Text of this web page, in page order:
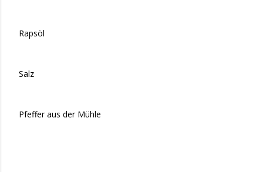
Rapsöl
Salz
Pfeffer aus der Mühle